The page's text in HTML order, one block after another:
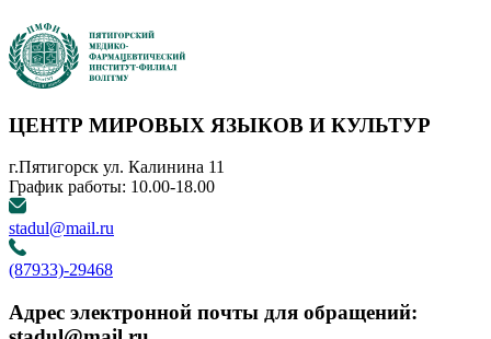
ЦЕНТР МИРОВЫХ ЯЗЫКОВ И КУЛЬТУР
г.Пятигорск ул. Калинина 11
График работы: 10.00-18.00
stadul@mail.ru
(87933)-29468
Адрес электронной почты для обращений: